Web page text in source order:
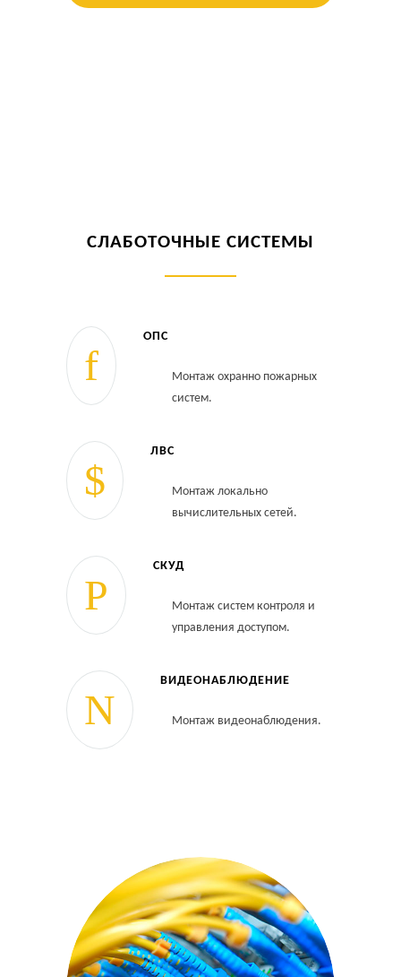
СЛАБОТОЧНЫЕ СИСТЕМЫ
ОПС
Монтаж охранно пожарных
систем.
ЛВС
Монтаж локально
вычислительных сетей.
СКУД
Монтаж систем контроля и
управления доступом.
ВИДЕОНАБЛЮДЕНИЕ
Монтаж видеонаблюдения.